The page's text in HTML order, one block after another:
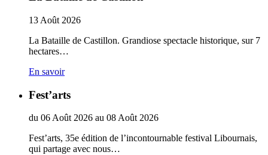
13 Août 2026
La Bataille de Castillon. Grandiose spectacle historique, sur 7
hectares…
En savoir
Fest’arts
du 06 Août 2026 au 08 Août 2026
Fest’arts, 35e édition de l’incontournable festival Libournais,
qui partage avec nous…